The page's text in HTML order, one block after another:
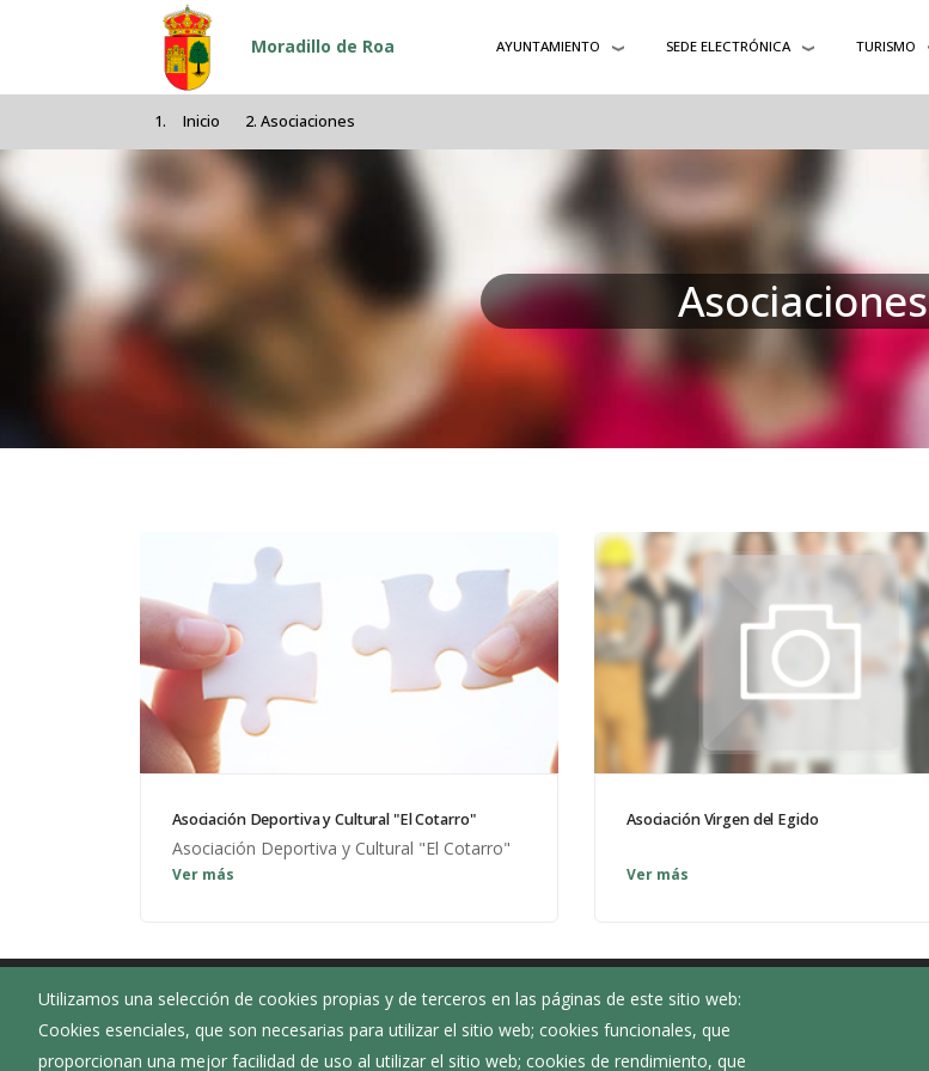
Pasar al contenido principal
Moradillo de Roa AYUNTAMIENTO SEDE ELECTRÓNICA TURISMO
Inicio Asociaciones
Asociaciones
Asociación Deportiva y Cultural "El Cotarro"
Asociación Deportiva y Cultural "El Cotarro"
Ver más
Asociación Virgen del Egido
Ver más
Utilizamos una selección de cookies propias y de terceros en las páginas de este sitio web:
Cookies esenciales, que son necesarias para utilizar el sitio web; cookies funcionales, que
proporcionan una mejor facilidad de uso al utilizar el sitio web; cookies de rendimiento, que
Ayuntamiento de Moradillo de Roa
: Plaza Mayor nº 1 - 09462 Moradillo de Roa -
Burgos